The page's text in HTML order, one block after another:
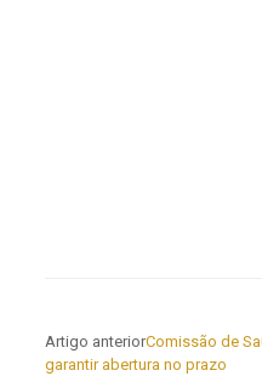
Artigo anteriorComissão de
garantir abertura no prazo